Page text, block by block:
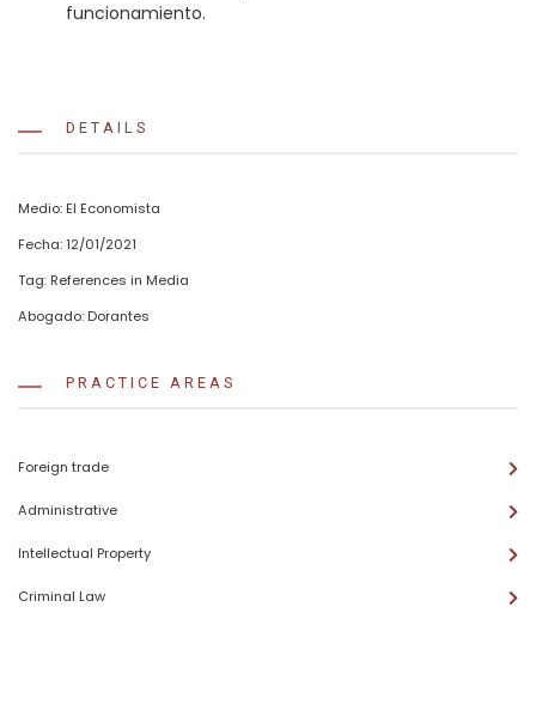
funcionamiento.
DETAILS
Medio: El Economista
Fecha:12/01/2021
Tag: References in Media
Abogado: Dorantes
PRACTICE AREAS
Foreign trade
Administrative
Intellectual Property
Criminal Law